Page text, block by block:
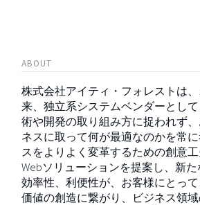
ABOUT
株式会社アイティ・フォレストは
来、独立系システムベンダーとし
術や開発の取り組み方に捉われず
ネスに取って何が最適なのかを常
スをよりよく変革するための創意
Webソリューションを提案し、新
効率性、利便性が、お客様にとっ
価値の創造に繋がり、ビジネス領